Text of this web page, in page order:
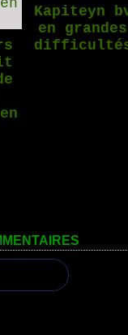
Kapiteyn
en grandes